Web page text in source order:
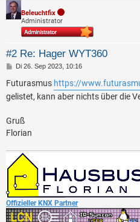
Beleuchtfix
Administrator
#2 Re: Hager WYT360
B
i
r
Di 26. Sep 2023, 10:16
Futurasmus https://
gelistet, kann aber nichts über die
Gruß
Florian
Offizieller KNX Partner